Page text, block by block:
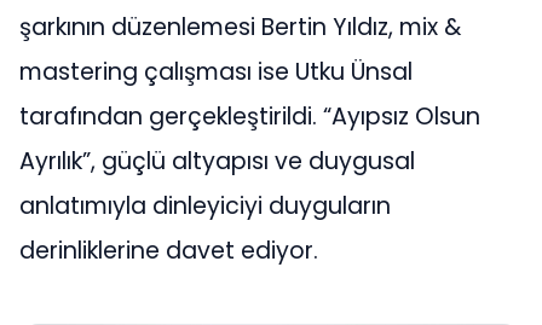
şarkının düzenlemesi Bertin Yıldız, mix &
mastering çalışması ise Utku Ünsal
tarafından gerçekleştirildi. “Ayıpsız Olsun
Ayrılık”, güçlü altyapısı ve duygusal
anlatımıyla dinleyiciyi duyguların
derinliklerine davet ediyor.